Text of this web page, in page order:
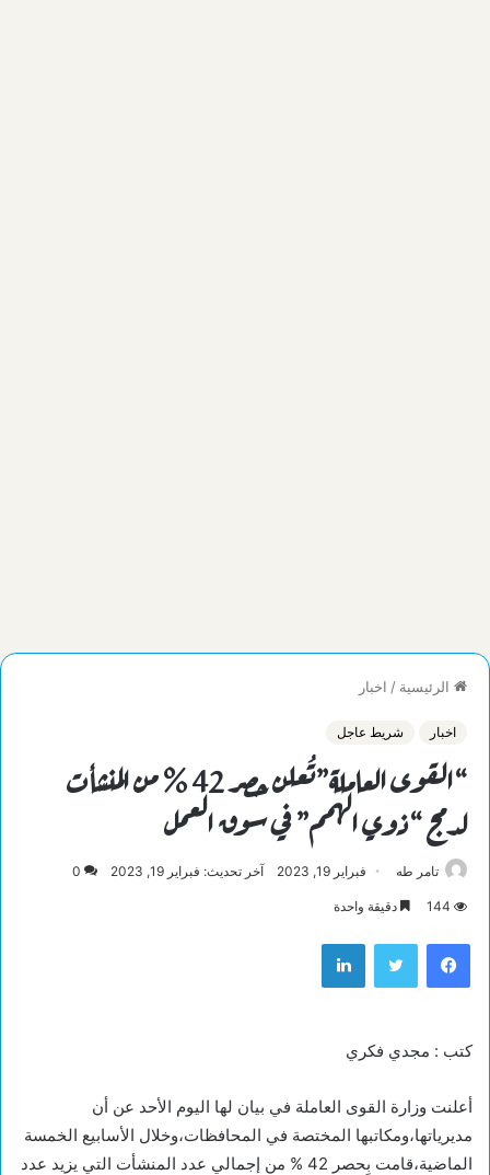
الرئيسية / اخبار
اخبار شريط عاجل
“القوى العاملة”تُعلن حصر 42 % من المنشأت
لدمج “ذوي الهمم” في سوق العمل
تامر طه فبراير 19, 2023 آخر تحديث: فبراير 19, 2023 0
144 دقيقة واحدة
فيسبوك تويتر لينكدإن
كتب : مجدي فكري
أعلنت وزارة القوى العاملة في بيان لها اليوم الأحد عن أن
مديرياتها،ومكاتبها المختصة في المحافظات،وخلال الأسابيع الخمسة
الماضية،قامت بِحصر 42 % من إجمالي عدد المنشأت التي يزيد عدد